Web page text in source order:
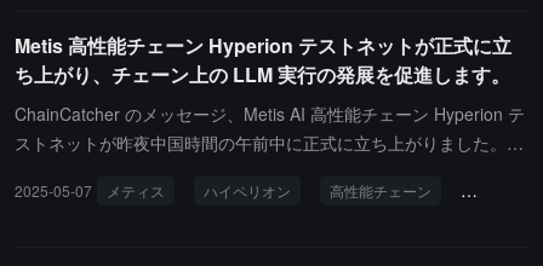
SoDEX および ValueChain 専用のエコシステムインセンティブプロ
グラムに使用されます。このガバナンス決議は、ValueChain ネッ
トワークの安全性と安定した立ち上げを強力に保障し、初期のエコ
システムの発展に重要な流動性とユーザー成長の原動力を注入しま
SoDEX における現物および永続契約のオーダーブック取引で、中
Metis 高性能チェーン Hyperion テストネットが正式に立
ち上がり、チェーン上の LLM 実行の発展を促進します。
ChainCatcher のメッセージ、Metis AI 高性能チェーン Hyperion テ
ストネットが昨夜中国時間の午前中に正式に立ち上がりました。Hy
能、AI 最適化の Layer 2 ソリューションです。これは、並列実行、
2025-05-07 メティス ハイペリオン 高性能チェーン AI